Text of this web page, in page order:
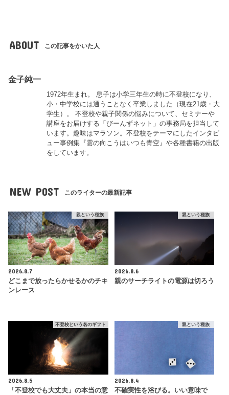
ABOUT この記事をかいた人
金子純一
1972年生まれ。 息子は小学三年生の時に不登校になり、
小・中学校には通うことなく卒業しました（現在21歳・大
学生）。 不登校や親子関係の悩みについて、セミナーや
講座をお届けする「びーんずネット」の事務局を担当して
います。趣味はマラソン。不登校をテーマにしたインタビ
ュー事例集『雲の向こうはいつも青空』や各種書籍の出版
をしています。
NEW POST このライターの最新記事
親という種族
2026.8.7
どこまで放ったらかせるかのチキ
ンレース
親という種族
2026.8.6
親のサーチライトの電源は切ろう
不登校という名のギフト
2026.8.5
「不登校でも大丈夫」の本当の意
親という種族
2026.8.4
不確実性を浴びる。いい意味で